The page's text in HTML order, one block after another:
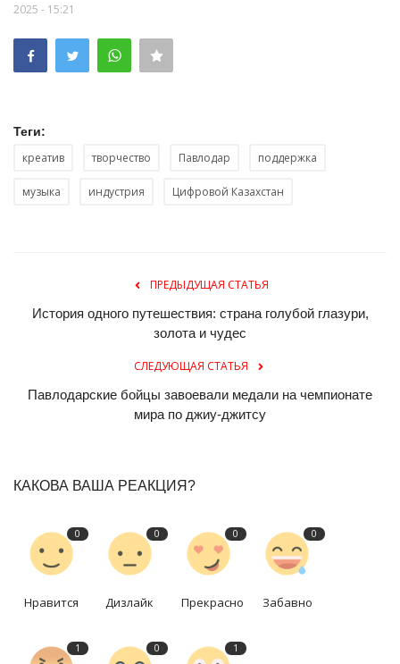
2025 - 15:21
Теги:
креатив творчество Павлодар поддержка
музыка индустрия Цифровой Казахстан
ПРЕДЫДУЩАЯ СТАТЬЯ
История одного путешествия: страна голубой глазури,
золота и чудес
СЛЕДУЮЩАЯ СТАТЬЯ
Павлодарские бойцы завоевали медали на чемпионате
мира по джиу-джитсу
КАКОВА ВАША РЕАКЦИЯ?
0
Нравится
0
Дизлайк
0
Прекрасно
0
Забавно
1 0 1